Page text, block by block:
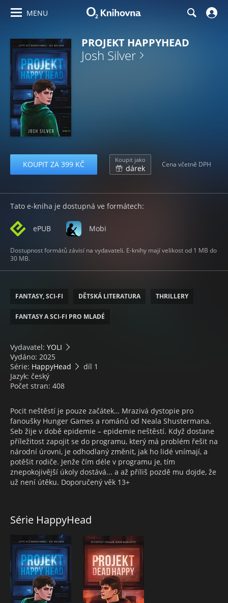
MENU
PROJEKT HAPPYHEAD
Josh Silver
KOUPIT ZA 399 KČ Koupit jako
dárek Cena včetně DPH
Tato e-kniha je dostupná ve formátech:
ePUB Mobi
Dostupnost formátů závisí na vydavateli. E-knihy mají velikost od 1 MB do
30 MB.
FANTASY, SCI-FI DĚTSKÁ LITERATURA THRILLERY
FANTASY A SCI-FI PRO MLADÉ
Vydavatel: YOLI
Vydáno: 2025
Série: HappyHead
díl 1
Jazyk: český
Počet stran: 408
Pocit neštěstí je pouze začátek… Mrazivá dystopie pro
fanoušky Hunger Games a románů od Neala Shustermana.
Seb žije v době epidemie – epidemie neštěstí. Když dostane
příležitost zapojit se do programu, který má problém řešit na
národní úrovni, je odhodlaný změnit, jak ho lidé vnímají, a
potěšit rodiče. Jenže čím déle v programu je, tím
znepokojivější úkoly dostává... a až příliš pozdě mu dojde, že
už není útěku. Doporučený věk 13+
Série HappyHead